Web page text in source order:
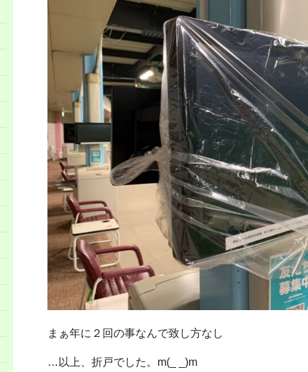
まぁ年に２回の事なんで致し方なし
…以上、折戸でした。m(_ _)m